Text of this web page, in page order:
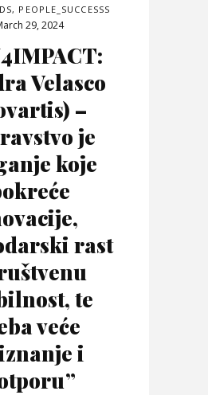
, PEOPLE_SUCCESSS
29, 2024
Velasco
–
je
koje
rast
te
veće
i